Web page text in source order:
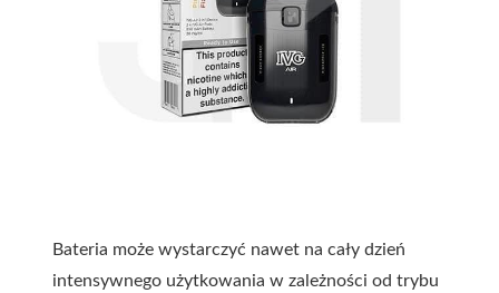
Bateria może wystarczyć nawet na cały dzień
intensywnego użytkowania w zależności od trybu